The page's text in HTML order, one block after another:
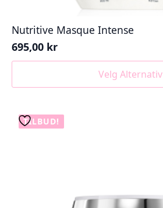
Nutritive Masque Intense
695,00 kr
Velg Alternativ
varianter.
Alternativene
TILBUD!